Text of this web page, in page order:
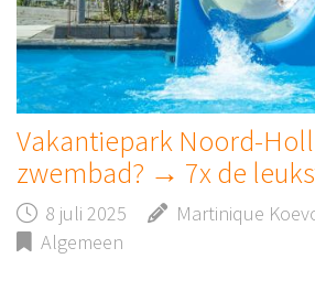
Vakantiepark Noord-
zwembad? → 7x de
8 juli 2025
Martinique
Algemeen